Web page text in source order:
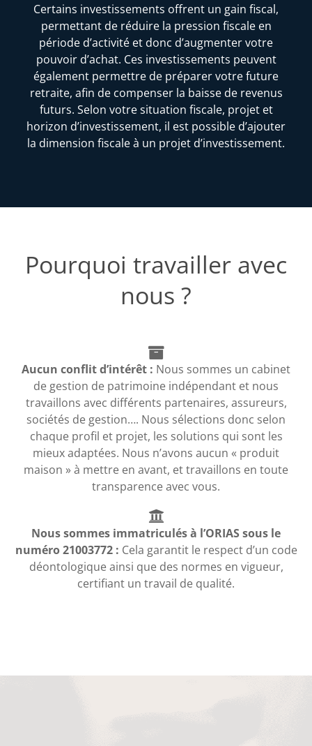
Certains investissements offrent un gain fiscal,
permettant de réduire la pression fiscale en
période d’activité et donc d’augmenter votre
pouvoir d’achat. Ces investissements peuvent
également permettre de préparer votre future
retraite, afin de compenser la baisse de revenus
futurs. Selon votre situation fiscale, projet et
horizon d’investissement, il est possible d’ajouter
la dimension fiscale à un projet d’investissement.
Pourquoi travailler avec
nous ?
Aucun conflit d’intérêt : Nous sommes un cabinet
de gestion de patrimoine indépendant et nous
travaillons avec différents partenaires, assureurs,
sociétés de gestion…. Nous sélections donc selon
chaque profil et projet, les solutions qui sont les
mieux adaptées. Nous n’avons aucun « produit
maison » à mettre en avant, et travaillons en toute
transparence avec vous.
Nous sommes immatriculés à l’ORIAS sous le
numéro 21003772 : Cela garantit le respect d’un code
déontologique ainsi que des normes en vigueur,
certifiant un travail de qualité.